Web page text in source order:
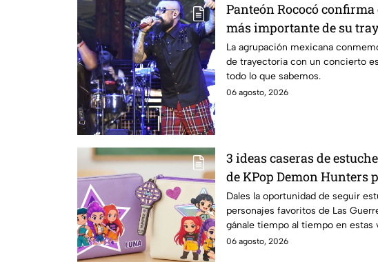
Panteón Rococó
más importante de su
sus 30 años: fecha, lugar
La agrupación mexicana
de trayectoria con un concierto
todo lo que sabemos.
06 agosto, 2026
3 ideas caseras de
de KPop Demon Hunters
niños regresen a clases
Dales la oportunidad de seguir
personajes favoritos de Las
gánale tiempo al tiempo en estas
06 agosto, 2026